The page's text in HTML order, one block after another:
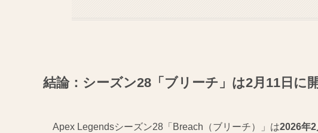
結論：シーズン28「ブリーチ」は2月11日に
Apex Legendsシーズン28「Breach（ブリーチ）」は2026年2